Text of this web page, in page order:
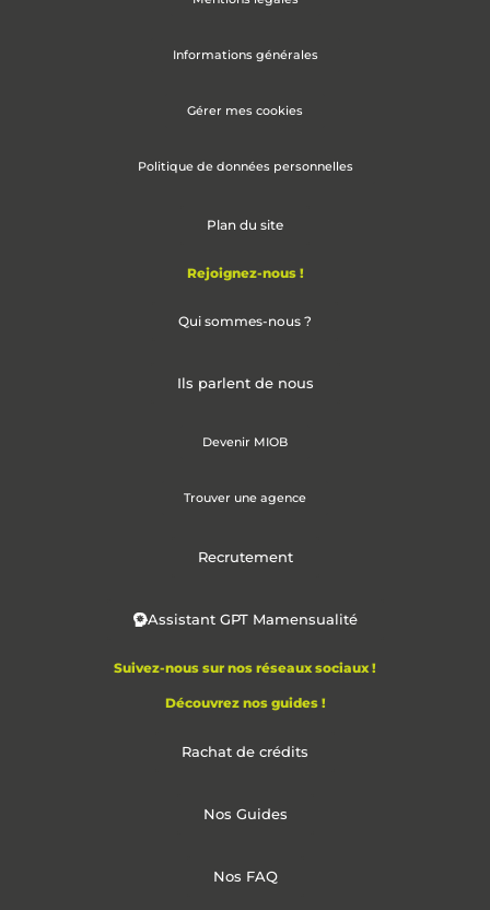
Informations générales
Gérer mes cookies
Politique de données personnelles
Plan du site
Rejoignez-nous !
Qui sommes-nous ?
Ils parlent de nous
Devenir MIOB
Trouver une agence
Recrutement
Assistant GPT Mamensualité
Suivez-nous sur nos réseaux sociaux !
Découvrez nos guides !
Rachat de crédits
Nos Guides
Nos FAQ